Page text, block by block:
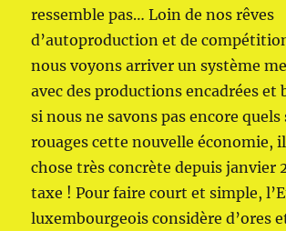
ressemble pas… Loin de nos rêves
d’autoproduction et de
nous voyons arriver un système
avec des productions encadrées et
si nous ne savons pas encore
rouages cette nouvelle économie,
chose très concrète depuis janvier
taxe ! Pour faire court et simple,
luxembourgeois considère d’ores